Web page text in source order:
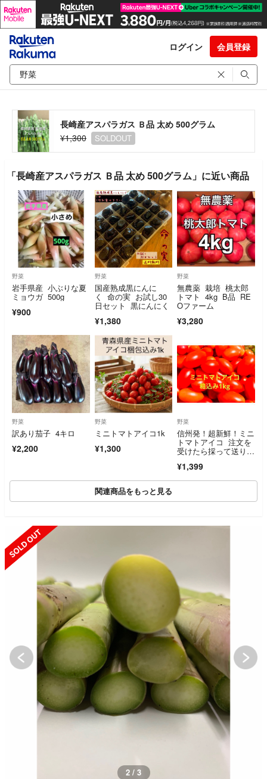
ログイン 会員登録
長崎産アスパラガス Ｂ品 太め 500グラム
¥1,300
SOLDOUT
「長崎産アスパラガス Ｂ品 太め 500グラム」に近い商品
野菜
岩手県産 小ぶりな夏
ミョウガ 500g
¥900
野菜
国産熟成黒にんに
く 命の実 お試し30
日セット 黒にんにく
¥1,380
野菜
無農薬 栽培 桃太郎
トマト 4kg B品 RE
Oファーム
¥3,280
野菜
訳あり茄子 4キロ
¥2,200
野菜
ミニトマトアイコ1k
¥1,300
野菜
信州発！超新鮮！ミニ
トマトアイコ 注文を
受けたら採って送りま
¥1,399
関連商品をもっと見る
2 / 3